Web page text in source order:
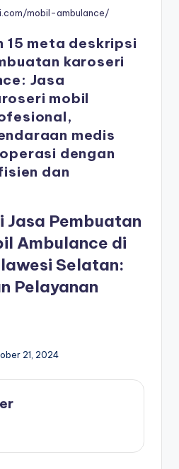
mobil-ambulance/
15 meta deskripsi
karoseri
Jasa
mobil
medis
dengan
dan
Jasa Pembuatan
Ambulance di
Selatan:
Pelayanan
21, 2024